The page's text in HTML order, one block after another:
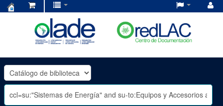
OLADE
-